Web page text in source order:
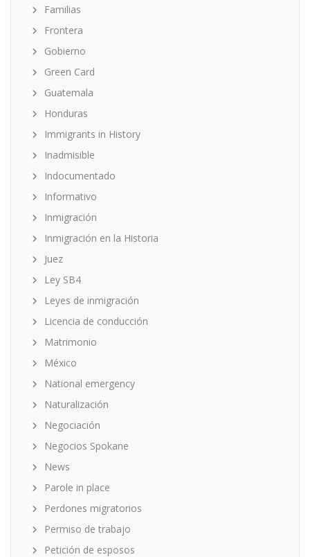
Familias
Frontera
Gobierno
Green Card
Guatemala
Honduras
Immigrants in History
Inadmisible
Indocumentado
Informativo
Inmigración
Inmigración en la Historia
Juez
Ley SB4
Leyes de inmigración
Licencia de conducción
Matrimonio
México
National emergency
Naturalización
Negociación
Negocios Spokane
News
Parole in place
Perdones migratorios
Permiso de trabajo
Petición de esposos